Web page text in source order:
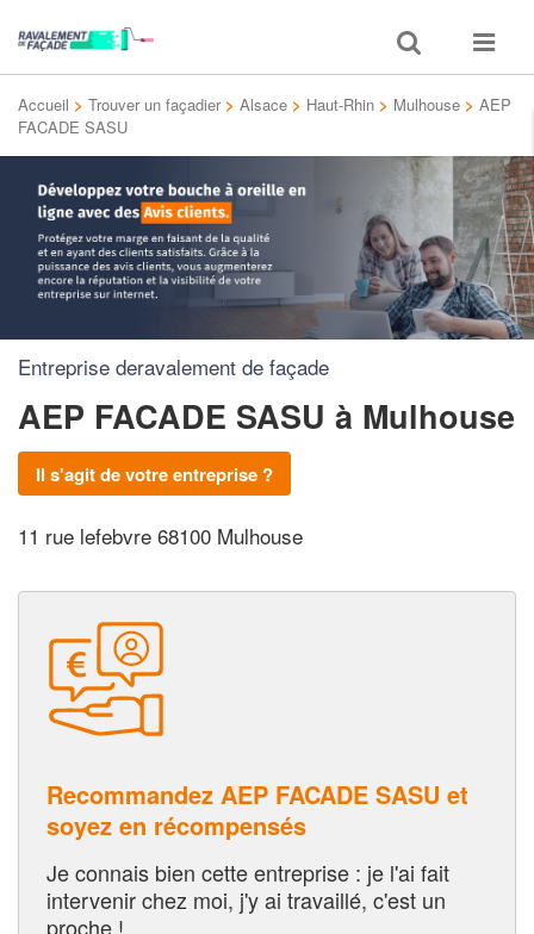
Toggle
search
Toggle
Accueil > Trouver un façadier > Alsace > Haut-Rhin > Mulhouse > AEP
FACADE SASU
Entreprise deravalement de façade
AEP FACADE SASU à Mulhouse
Il s'agit de votre entreprise ?
11 rue lefebvre 68100 Mulhouse
Recommandez AEP FACADE SASU et
soyez en récompensés
Je connais bien cette entreprise : je l'ai fait
intervenir chez moi, j'y ai travaillé, c'est un
proche !